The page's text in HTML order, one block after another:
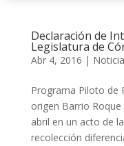
Declaración de
Legislatura de
Abr 4, 2016 |
Programa Piloto de
origen Barrio Roque
abril en un acto de
recolección